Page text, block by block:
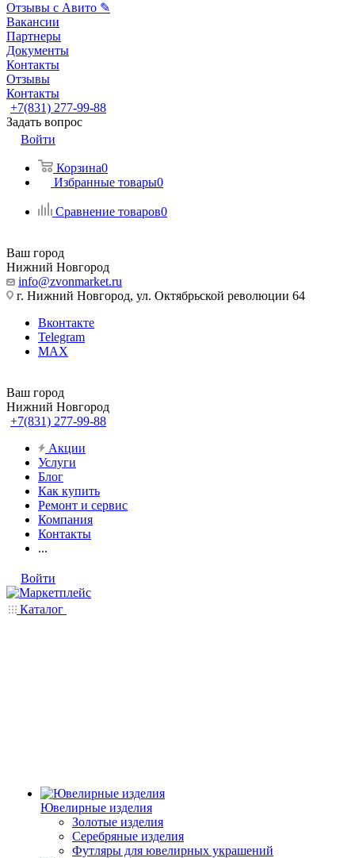
Отзывы с Авито ✎
Вакансии
Партнеры
Документы
Контакты
Отзывы
Контакты
+7(831) 277-99-88
Задать вопрос
Войти
Корзина0
Избранные товары0
Сравнение товаров0
Ваш город
Нижний Новгород
info@zvonmarket.ru
г. Нижний Новгород, ул. Октябрьской революции 64
Вконтакте
Telegram
MAX
Ваш город
Нижний Новгород
+7(831) 277-99-88
Акции
Услуги
Блог
Как купить
Ремонт и сервис
Компания
Контакты
...
Войти
Каталог
Ювелирные изделия
Золотые изделия
Серебряные изделия
Футляры для ювелирных украшений